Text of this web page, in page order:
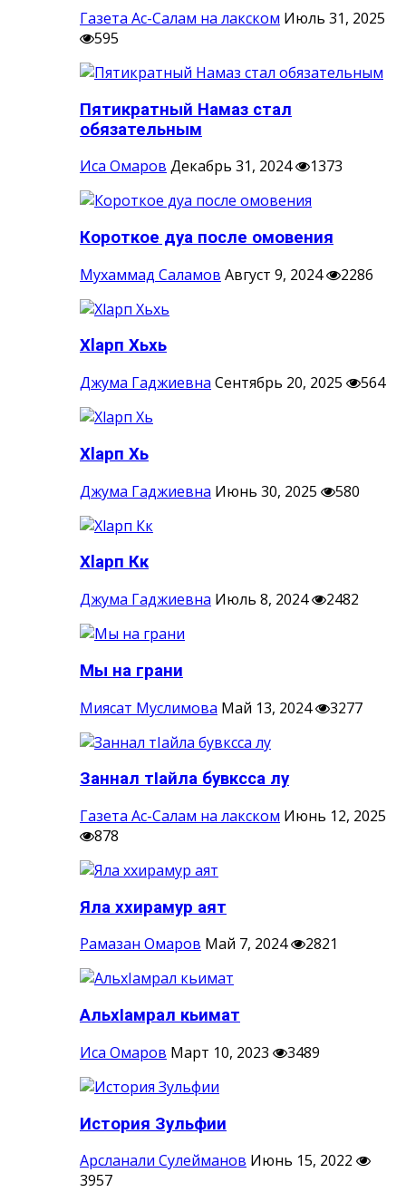
Газета Ас-Салам на лакском Июль 31, 2025
595
Пятикратный Намаз стал
обязательным
Иса Омаров Декабрь 31, 2024 1373
Короткое дуа после омовения
Мухаммад Саламов Август 9, 2024 2286
Хlарп Хьхь
Джума Гаджиевна Сентябрь 20, 2025 564
Хlарп Хь
Джума Гаджиевна Июнь 30, 2025 580
Хlарп Кк
Джума Гаджиевна Июль 8, 2024 2482
Мы на грани
Миясат Муслимова Май 13, 2024 3277
Заннал тIайла бувксса лу
Газета Ас-Салам на лакском Июнь 12, 2025
878
Яла ххирамур аят
Рамазан Омаров Май 7, 2024 2821
АльхIамрал кьимат
Иса Омаров Март 10, 2023 3489
История Зульфии
Арсланали Сулейманов Июнь 15, 2022
3957